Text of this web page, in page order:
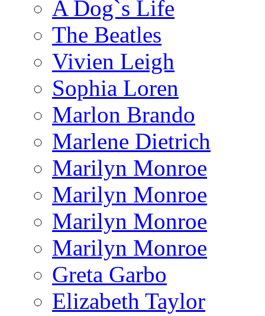
A Dog`s Life
The Beatles
Vivien Leigh
Sophia Loren
Marlon Brando
Marlene Dietrich
Marilyn Monroe
Marilyn Monroe
Marilyn Monroe
Marilyn Monroe
Greta Garbo
Elizabeth Taylor